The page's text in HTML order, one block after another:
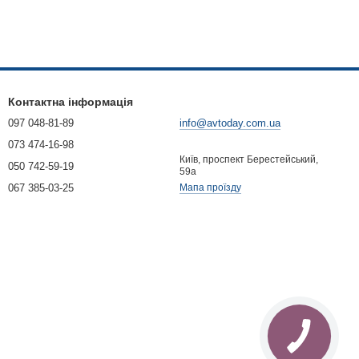
Контактна інформація
097 048-81-89
073 474-16-98
050 742-59-19
067 385-03-25
info@avtoday.com.ua
Київ, проспект Берестейський,
59а
Мапа проїзду